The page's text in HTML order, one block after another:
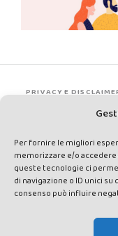
Per fornire le migliori
memorizzare e/o
queste tecnologie ci
di navigazione o ID unici
consenso può influire
PRIVACY E
rights reserved -